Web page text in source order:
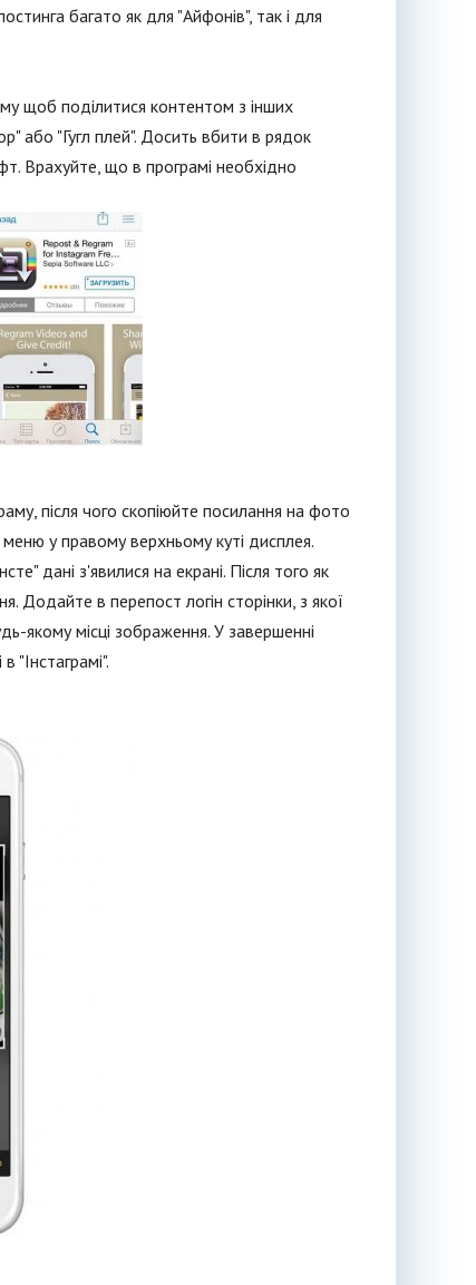
багато як для "Айфонів", так і для
щоб поділитися контентом з інших
або "Гугл плей". Досить вбити в рядок
Врахуйте, що в програмі необхідно
після чого скопіюйте посилання на фото
у правому верхньому куті дисплея.
дані з'явилися на екрані. Після того як
Додайте в перепост логін сторінки, з якої
якому місці зображення. У завершенні
"Інстаграмі".